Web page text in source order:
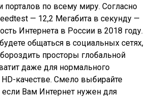
порталов по всему миру. Согласно
— 12,2 Мегабита в секунду —
Интернета в России в 2018 году.
общаться в социальных сетях,
просторы глобальной
даже для нормального
качестве. Смело выбирайте
Вам Интернет нужен для